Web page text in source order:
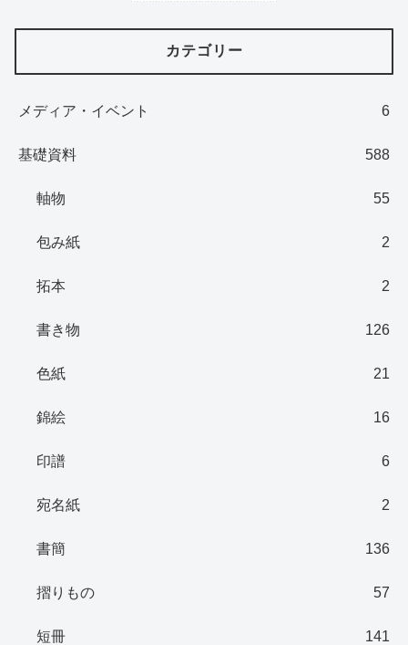
カテゴリー
メディア・イベント 6
基礎資料 588
軸物 55
包み紙 2
拓本 2
書き物 126
色紙 21
錦絵 16
印譜 6
宛名紙 2
書簡 136
摺りもの 57
短冊 141